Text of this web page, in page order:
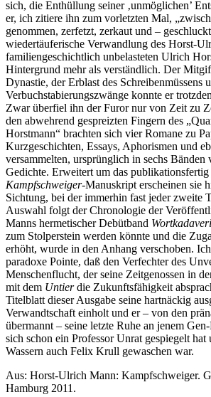
sich, die Enthüllung seiner ‚unmöglichen’
er, ich zitiere ihn zum vorletzten Mal,
genommen, zerfetzt, zerkaut und –
wiedertäuferische Verwandlung des Horst-
familiengeschichtlich unbelasteten Ulrich
Hintergrund mehr als verständlich. Der
Dynastie, der Erblast des Schreibenmüssens
Verbuchstabierungszwänge konnte er
Zwar überfiel ihn der Furor nur von Zeit zu
den abwehrend gespreizten Fingern des
Horstmann“ brachten sich vier Romane zu
Kurzgeschichten, Essays, Aphorismen und
versammelten, ursprünglich in sechs Bänden
Gedichte. Erweitert um das publikationsfertig
Kampfschweiger-Manuskript erscheinen sie
Sichtung, bei der immerhin fast jeder zweite
Auswahl folgt der Chronologie der
Manns hermetischer Debütband
zum Stolperstein werden könnte und die
erhöht, wurde in den Anhang verschoben.
paradoxe Pointe, daß den Verfechter des
Menschenflucht, der seine Zeitgenossen in
mit dem Untierdie Zukunftsfähigkeit
Titelblatt dieser Ausgabe seine hartnäckig
Verwandtschaft einholt und er – von den
übermannt – seine letzte Ruhe an jenem
sich schon ein Professor Unrat gespiegelt hat
Wassern auch Felix Krull gewaschen war.
Aus: Horst-Ulrich Mann: Kampfschweiger.
Hamburg 2011.